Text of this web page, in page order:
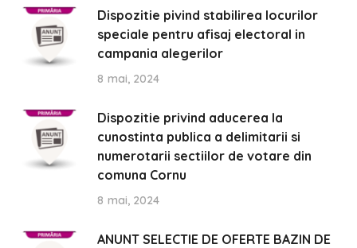
Dispozitie pivind stabilirea locurilor
speciale pentru afisaj electoral in
campania alegerilor
8 mai, 2024
Dispozitie privind aducerea la
cunostinta publica a delimitarii si
numerotarii sectiilor de votare din
comuna Cornu
8 mai, 2024
ANUNT SELECTIE DE OFERTE BAZIN DE